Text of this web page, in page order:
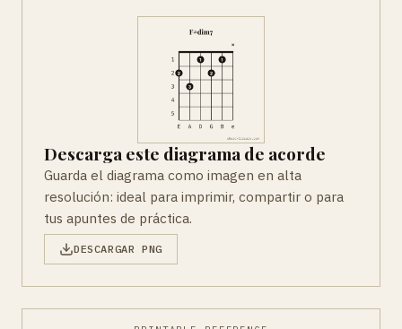
Descarga este diagrama de acorde
Guarda el diagrama como imagen en alta
resolución: ideal para imprimir, compartir o para
tus apuntes de práctica.
DESCARGAR PNG